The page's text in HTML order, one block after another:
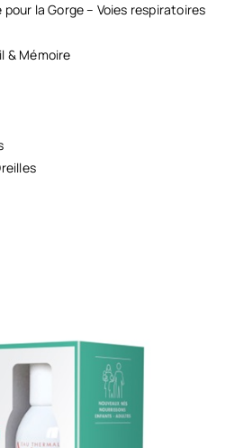
pour la Gorge – Voies respiratoires
& Mémoire